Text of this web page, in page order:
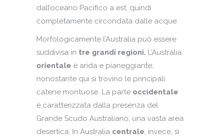
dall’oceano Pacifico a est, quindi
completamente circondata dalle acque.
Morfologicamente l’Australia può essere
suddivisa in tre grandi regioni. L’Australia
orientale è arida e pianeggiante,
nonostante qui si trovino le principali
catene montuose. La parte occidentale
è caratterizzata dalla presenza del
Grande Scudo Australiano, una vasta area
desertica. In Australia centrale, invece, si